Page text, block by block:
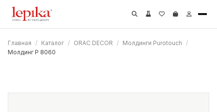
Главная / Каталог / ORAC DECOR / Молдинги Purotouch /
Молдинг P 8060